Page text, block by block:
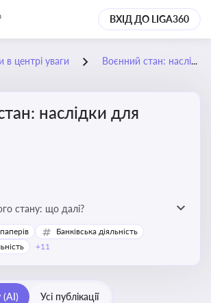
ВХІД ДО LIGA360
в центрі уваги Воєнний стан: наслідки для бізнесу
наслідки для
стану: що далі?
Банківська діяльність
+11
(AI) Усі публікації